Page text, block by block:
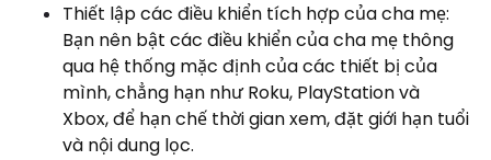
Thiết lập các điều khiển tích hợp của cha mẹ:
Bạn nên bật các điều khiển của cha mẹ thông
qua hệ thống mặc định của các thiết bị của
mình, chẳng hạn như Roku, PlayStation và
Xbox, để hạn chế thời gian xem, đặt giới hạn tuổi
và nội dung lọc.